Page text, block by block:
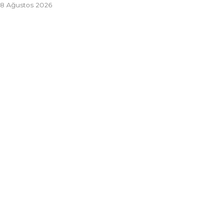
8 Ağustos 2026